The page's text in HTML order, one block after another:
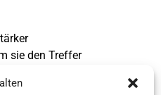
sie den Treffer
„für eine